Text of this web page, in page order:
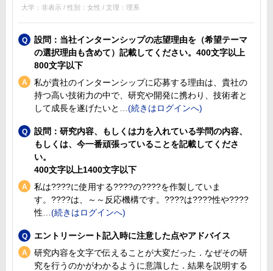
大学：非表示 / 性別：女性 / 文理：理系
設問：当社インターンシップの志望理由を（希望テーマ
の選択理由も含めて）記載してください。400文字以上
800文字以下
私が貴社のインターンシップに応募する理由は、貴社の
持つ高い技術力の中で、研究や開発に携わり、技術者と
して成長を遂げたいと
設問：研究内容、もしくは力を入れている学問の内容、
もしくは、今一番頑張っていることを記載してくださ
い。
400文字以上1400文字以下
私は????に使用する????の????を作製していま
す。????は、～～反応機構です。????は????性や????
性
エントリーシート記入時に注意した点やアドバイス
研究内容を文字で伝えることが大変だった．なぜその研
究を行うのかがわかるように意識した．結果を説明する